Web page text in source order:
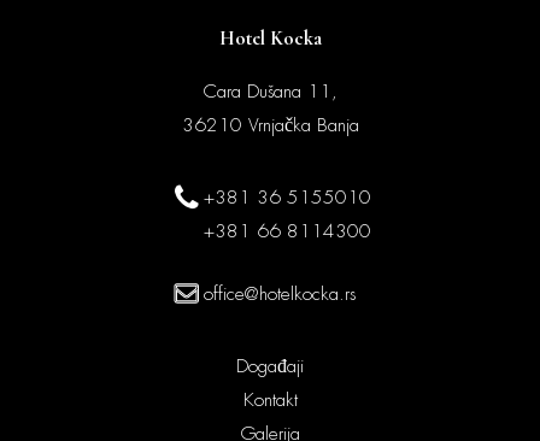
Hotel Kocka
Cara Dušana 11,
36210 Vrnjačka Banja
+381 36 5155010
+381 66 8114300
office@hotelkocka.rs
Događaji
Kontakt
Galerija